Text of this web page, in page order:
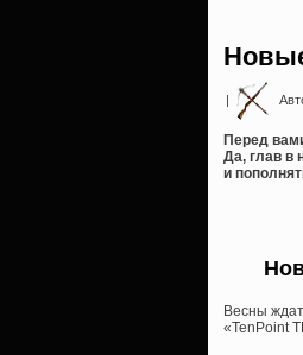
|
Перед
Да, глав в
и
Весны
«TenPoint